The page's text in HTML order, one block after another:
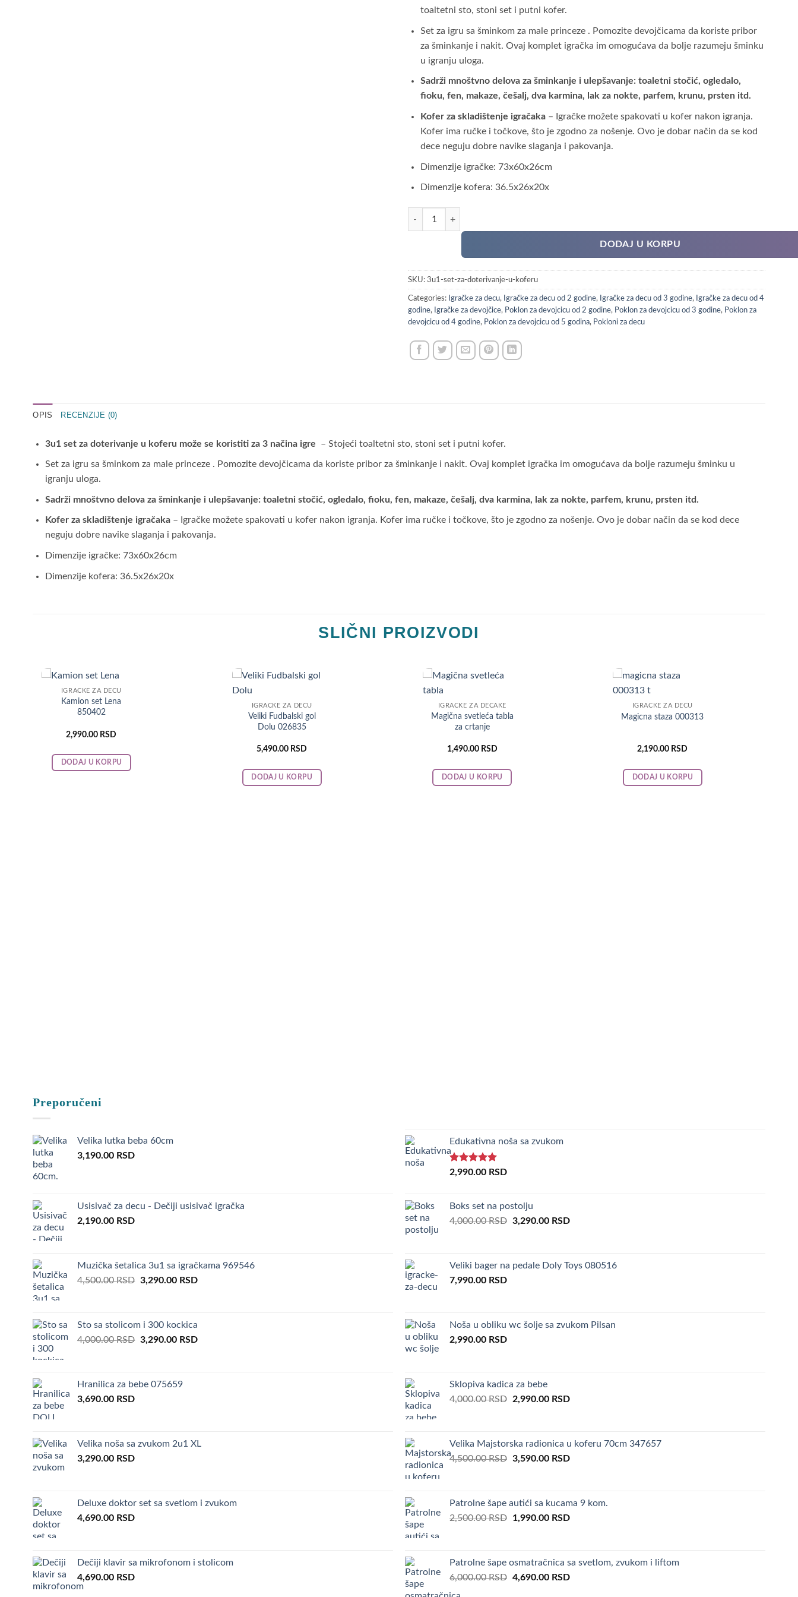
toaltetni sto, stoni set i putni kofer.
Set za igru sa ​​šminkom za male princeze . Pomozite devojčicama da koriste pribor
za šminkanje i nakit. Ovaj komplet igračka im omogućava da bolje razumeju šminku
u igranju uloga.
Sadrži mnoštvno delova za šminkanje i ulepšavanje: toaletni stočić, ogledalo,
fioku, fen, makaze, češalj, dva karmina, lak za nokte, parfem, krunu, prsten itd.
Kofer za skladištenje igračaka– Igračke možete spakovati u kofer nakon igranja.
Kofer ima ručke i točkove, što je zgodno za nošenje. Ovo je dobar način da se kod
dece neguju dobre navike slaganja i pakovanja.
Dimenzije igračke: 73x60x26cm
Dimenzije kofera: 36.5x26x20x
3u1 set za doterivanje u koferu količina
DODAJ U KORPU
SKU: 3u1-set-za-doterivanje-u-koferu
Categories: Igračke za decu, Igračke za decu od 2 godine, Igračke za decu od 3 godine,
Igračke za decu od 4
godine, Igračke za devojčice, Poklon za devojcicu od 2 godine, Poklon za devojcicu od 3 godine, Poklon za
devojcicu od 4 godine, Poklon za devojcicu od 5 godina, Pokloni za decu
OPIS RECENZIJE (0)
3u1 set za doterivanje u koferu može se koristiti za 3 načina igre – Stojeći toaltetni sto, stoni set i putni kofer.
Set za igru sa ​​šminkom za male princeze . Pomozite devojčicama da koriste pribor za šminkanje i nakit. Ovaj komplet igračka im omogućava da bolje razumeju šminku u
igranju uloga.
Sadrži mnoštvno delova za šminkanje i ulepšavanje: toaletni stočić, ogledalo, fioku, fen, makaze, češalj, dva karmina, lak za nokte, parfem, krunu, prsten itd.
Kofer za skladištenje igračaka – Igračke možete spakovati u kofer nakon igranja. Kofer ima ručke i točkove, što je zgodno za nošenje. Ovo je dobar način da se kod dece
neguju dobre navike slaganja i pakovanja.
Dimenzije igračke: 73x60x26cm
Dimenzije kofera: 36.5x26x20x
SLIČNI PROIZVODI
IGRAČKE ZA DECU
Kamion set Lena
850402
2,990.00 RSD
DODAJ U KORPU
IGRAČKE ZA DECU
Veliki Fudbalski gol
Dolu 026835
5,490.00 RSD
DODAJ U KORPU
IGRAČKE ZA DEČAKE
Magična svetleća tabla
za crtanje
1,490.00 RSD
DODAJ U KORPU
IGRAČKE ZA DECU
Magicna staza 000313
2,190.00 RSD
DODAJ U KORPU
Preporučeni
Velika lutka beba 60cm
3,190.00 RSD
Edukativna noša sa zvukom
Rated5.00
2,990.00 RSD
Usisivač za decu - Dečiji usisivač igračka
2,190.00 RSD
Boks set na postolju
4,000.00RSD Original
3,290.00 RSDCurrent
Muzička šetalica 3u1 sa igračkama 969546
4,500.00RSD Original
3,290.00 RSDCurrent
Veliki bager na pedale Doly Toys 080516
7,990.00 RSD
Sto sa stolicom i 300 kockica
4,000.00RSD Original
3,290.00 RSDCurrent
Noša u obliku wc šolje sa zvukom Pilsan
2,990.00 RSD
Hranilica za bebe 075659
3,690.00 RSD
Sklopiva kadica za bebe
4,000.00RSD
Original
2,990.00 RSDCurrent
Velika noša sa zvukom 2u1 XL
3,290.00 RSD
Velika Majstorska radionica u koferu 70cm 347657
4,500.00RSD Original
3,590.00 RSDCurrent
Deluxe doktor set sa svetlom i zvukom
4,690.00 RSD
Patrolne šape autići sa kucama 9 kom.
2,500.00RSD
Original
1,990.00 RSDCurrent
Dečiji klavir sa mikrofonom i stolicom
4,690.00 RSD
Patrolne šape osmatračnica sa svetlom, zvukom i liftom
6,000.00RSD Original
4,690.00 RSDCurrent